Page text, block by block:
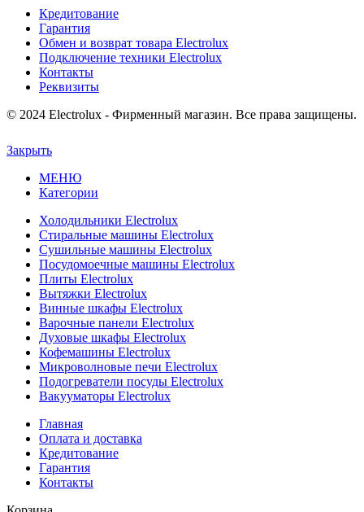
Кредитование
Гарантия
Обмен и возврат товара Electrolux
Подключение техники Electrolux
Контакты
Реквизиты
© 2024 Electrolux - Фирменный магазин. Все права защищены.
Закрыть
МЕНЮ
Категории
Холодильники Electrolux
Стиральные машины Electrolux
Сушильные машины Electrolux
Посудомоечные машины Electrolux
Плиты Electrolux
Вытяжки Electrolux
Винные шкафы Electrolux
Варочные панели Electrolux
Духовые шкафы Electrolux
Кофемашины Electrolux
Микроволновые печи Electrolux
Подогреватели посуды Electrolux
Вакууматоры Electrolux
Главная
Оплата и доставка
Кредитование
Гарантия
Контакты